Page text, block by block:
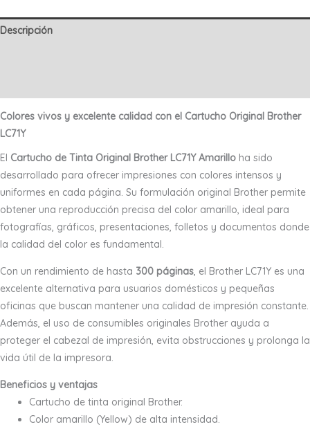
Descripción
Colores vivos y excelente calidad con el Cartucho Original Brother
LC71Y
El Cartucho de Tinta Original Brother LC71Y Amarillo ha sido
desarrollado para ofrecer impresiones con colores intensos y
uniformes en cada página. Su formulación original Brother permite
obtener una reproducción precisa del color amarillo, ideal para
fotografías, gráficos, presentaciones, folletos y documentos donde
la calidad del color es fundamental.
Con un rendimiento de hasta 300 páginas, el Brother LC71Y es una
excelente alternativa para usuarios domésticos y pequeñas
oficinas que buscan mantener una calidad de impresión constante.
Además, el uso de consumibles originales Brother ayuda a
proteger el cabezal de impresión, evita obstrucciones y prolonga la
vida útil de la impresora.
Beneficios y ventajas
Cartucho de tinta original Brother.
Color amarillo (Yellow) de alta intensidad.